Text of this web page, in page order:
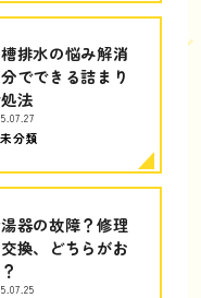
排水の悩み解消
でできる詰まり
法
未分類
器の故障？修理
換、どちらがお